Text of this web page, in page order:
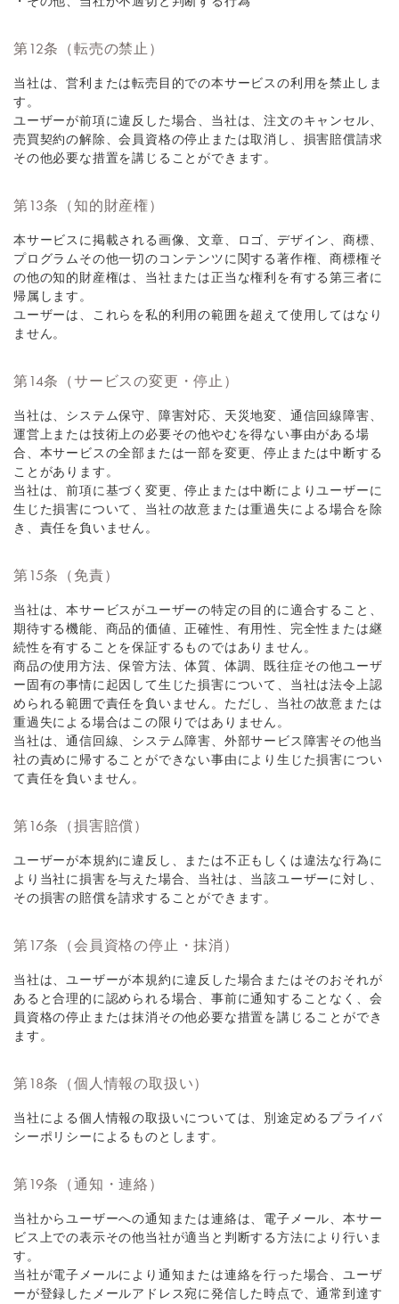
第12条（転売の禁止）
当社は、営利または転売目的での本サービスの利用を禁止しま
す。
ユーザーが前項に違反した場合、当社は、注文のキャンセル、
売買契約の解除、会員資格の停止または取消し、損害賠償請求
その他必要な措置を講じることができます。
第13条（知的財産権）
本サービスに掲載される画像、文章、ロゴ、デザイン、商標、
プログラムその他一切のコンテンツに関する著作権、商標権そ
の他の知的財産権は、当社または正当な権利を有する第三者に
帰属します。
ユーザーは、これらを私的利用の範囲を超えて使用してはなり
ません。
第14条（サービスの変更・停止）
当社は、システム保守、障害対応、天災地変、通信回線障害、
運営上または技術上の必要その他やむを得ない事由がある場
合、本サービスの全部または一部を変更、停止または中断する
ことがあります。
当社は、前項に基づく変更、停止または中断によりユーザーに
生じた損害について、当社の故意または重過失による場合を除
き、責任を負いません。
第15条（免責）
当社は、本サービスがユーザーの特定の目的に適合すること、
期待する機能、商品的価値、正確性、有用性、完全性または継
続性を有することを保証するものではありません。
商品の使用方法、保管方法、体質、体調、既往症その他ユーザ
ー固有の事情に起因して生じた損害について、当社は法令上認
められる範囲で責任を負いません。ただし、当社の故意または
重過失による場合はこの限りではありません。
当社は、通信回線、システム障害、外部サービス障害その他当
社の責めに帰することができない事由により生じた損害につい
て責任を負いません。
第16条（損害賠償）
ユーザーが本規約に違反し、または不正もしくは違法な行為に
より当社に損害を与えた場合、当社は、当該ユーザーに対し、
その損害の賠償を請求することができます。
第17条（会員資格の停止・抹消）
当社は、ユーザーが本規約に違反した場合またはそのおそれが
あると合理的に認められる場合、事前に通知することなく、会
員資格の停止または抹消その他必要な措置を講じることができ
ます。
第18条（個人情報の取扱い）
当社による個人情報の取扱いについては、別途定めるプライバ
シーポリシーによるものとします。
第19条（通知・連絡）
当社からユーザーへの通知または連絡は、電子メール、本サー
ビス上での表示その他当社が適当と判断する方法により行いま
す。
当社が電子メールにより通知または連絡を行った場合、ユーザ
ーが登録したメールアドレス宛に発信した時点で、通常到達す